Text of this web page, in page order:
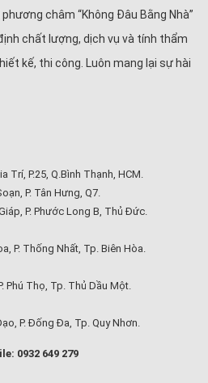
châm “Không Đâu Bằng Nhà”
chất lượng, dịch vụ và tính thẩm
kế, thi công. Luôn mang lại sự hài
P.25, Q.Bình Thạnh, HCM.
P. Tân Hưng, Q7.
P. Phước Long B, Thủ Đức.
P. Thống Nhất, Tp. Biên Hòa.
Thọ, Tp. Thủ Dầu Một.
P. Đống Đa, Tp. Quy Nhơn.
0932 649 279